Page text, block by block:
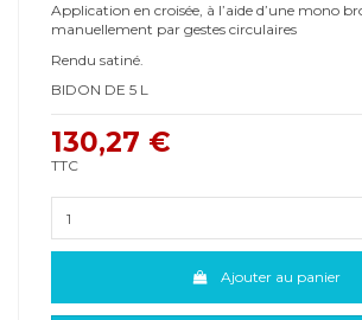
Application en croisée, à l’aide d’une mono
manuellement par gestes circulaires
Rendu satiné.
BIDON DE 5 L
130,27 €
TTC
Ajouter au panier